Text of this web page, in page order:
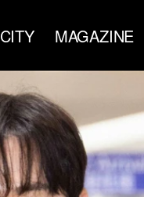
CITY MAGAZINE